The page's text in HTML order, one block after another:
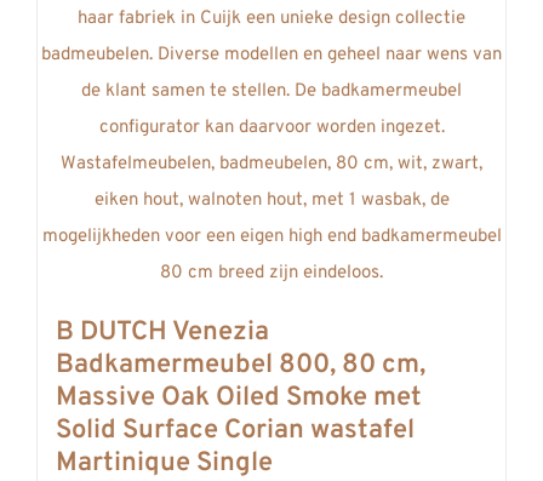
op
de
productpagina
B DUTCH Venezia
Badkamermeubel 800, 80 cm,
Massive Oak Oiled Smoke met
Solid Surface Corian wastafel
Martinique Single